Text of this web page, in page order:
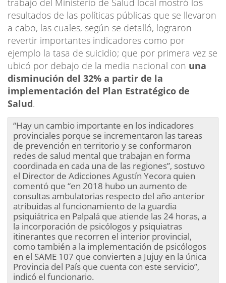
resultados de las políticas públicas que se llevaron
a cabo, las cuales, según se detalló, lograron
revertir importantes indicadores como por
ejemplo la tasa de suicidio; que por primera vez se
ubicó por debajo de la media nacional con una
disminución del 32% a partir de la
implementación del Plan Estratégico de
Salud.
“Hay un cambio importante en los indicadores
provinciales porque se incrementaron las tareas
de prevención en territorio y se conformaron
redes de salud mental que trabajan en forma
coordinada en cada una de las regiones”, sostuvo
el Director de Adicciones Agustín Yecora quien
comentó que “en 2018 hubo un aumento de
consultas ambulatorias respecto del año anterior
atribuidas al funcionamiento de la guardia
psiquiátrica en Palpalá que atiende las 24 horas, a
la incorporación de psicólogos y psiquiatras
itinerantes que recorren el interior provincial,
como también a la implementación de psicólogos
en el SAME 107 que convierten a Jujuy en la única
Provincia del País que cuenta con este servicio”,
indicó el funcionario.